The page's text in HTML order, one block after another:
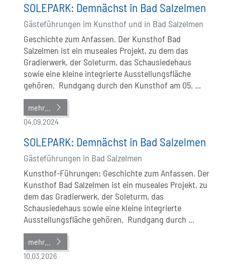
SOLEPARK: Demnächst in Bad Salzelmen
Gästeführungen im Kunsthof und in Bad Salzelmen
Geschichte zum Anfassen. Der Kunsthof Bad
Salzelmen ist ein museales Projekt, zu dem das
Gradierwerk, der Soleturm, das Schausiedehaus
sowie eine kleine integrierte Ausstellungsfläche
gehören. Rundgang durch den Kunsthof am 05. ...
mehr...
04.09.2024
SOLEPARK: Demnächst in Bad Salzelmen
Gästeführungen in Bad Salzelmen
Kunsthof-Führungen: Geschichte zum Anfassen. Der
Kunsthof Bad Salzelmen ist ein museales Projekt, zu
dem das Gradierwerk, der Soleturm, das
Schausiedehaus sowie eine kleine integrierte
Ausstellungsfläche gehören. Rundgang durch ...
mehr...
10.03.2026